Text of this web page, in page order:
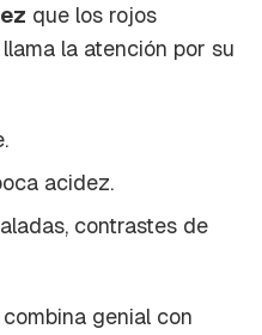
que los rojos
la atención por su
acidez.
contrastes de
genial con